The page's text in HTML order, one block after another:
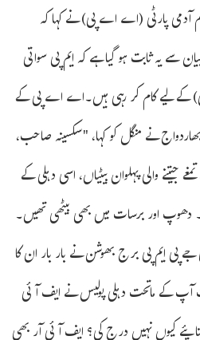
عام آدمی پارٹی (اے اے پی) نے کہا کہ
سے یہ ثابت ہو گیا ہے کہ ایم پی سواتی
پی) کے لیے کام کر رہی ہیں۔اے اے پی کے
بھاردواج نے منگل کو کہا، "سکسینہ صاحب،
والی پہلوان بیٹیاں، اسی دہلی کے
دھوپ اور برسات میں بھی بیٹھی تھیں۔
پی ایم پی برج بھوشن نے بار بار ان کا
آپ کے ماتحت دہلی پولیس نے ایف آئی